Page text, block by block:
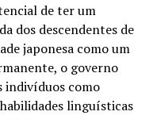
de ter um
dos descendentes de
japonesa como um
o governo
indivíduos como
linguísticas